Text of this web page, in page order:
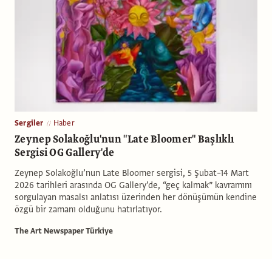
Sergiler Haber
Zeynep Solakoğlu'nun "Late Bloomer" Başlıklı
Sergisi OG Gallery'de
Zeynep Solakoğlu’nun Late Bloomer sergisi, 5 Şubat–14 Mart
2026 tarihleri arasında OG Gallery’de, “geç kalmak” kavramını
sorgulayan masalsı anlatısı üzerinden her dönüşümün kendine
özgü bir zamanı olduğunu hatırlatıyor.
The Art Newspaper Türkiye